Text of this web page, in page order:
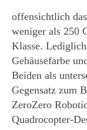
offensichtlich
weniger als 250
Klasse.
Gehäusefarbe
Beiden als
Gegensatz zum
ZeroZero
Quadrocopter-